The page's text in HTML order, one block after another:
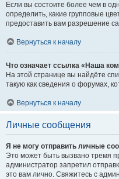
Если вы состоите более чем в
определить, какие групповые
предоставить вам разрешение
Вернуться к началу
Что означает ссылка «Наша
На этой странице вы найдёте
такую как сведения о форумах,
Вернуться к началу
Личные сообщения
Я не могу отправить личные
Это может быть вызвано тремя
администратор запретил
это вам лично. Свяжитесь с